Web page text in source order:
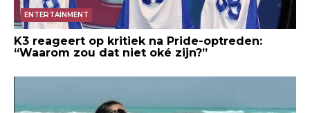
ENTERTAINMENT
K3 reageert op kritiek na Pride-optreden:
“Waarom zou dat niet oké zijn?”